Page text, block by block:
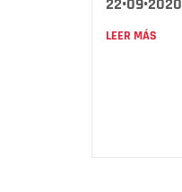
22•09•2020
LEER MÁS